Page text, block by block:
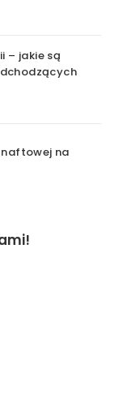
– jakie są
na